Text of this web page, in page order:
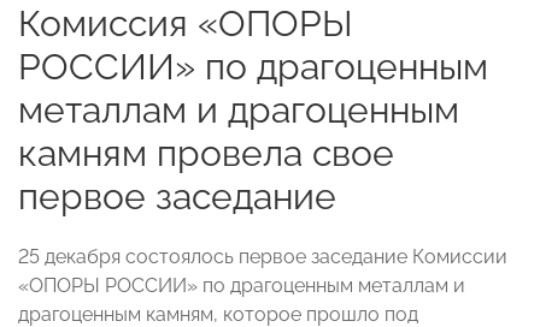
Комиссия «ОПОРЫ
РОССИИ» по драгоценным
металлам и драгоценным
камням провела свое
первое заседание
25 декабря состоялось первое заседание Комиссии
«ОПОРЫ РОССИИ» по драгоценным металлам и
драгоценным камням, которое прошло под